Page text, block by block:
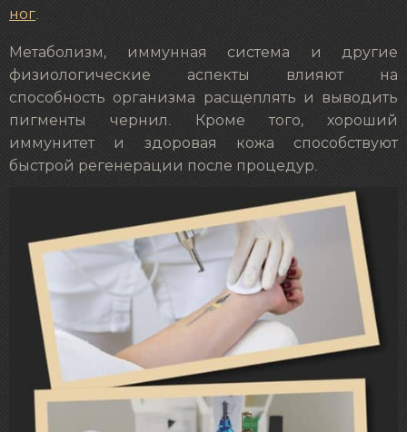
ног
Метаболизм, иммунная система и другие
физиологические аспекты влияют на
способность организма расщеплять и выводить
пигменты чернил. Кроме того, хороший
иммунитет и здоровая кожа способствуют
быстрой регенерации после процедур.